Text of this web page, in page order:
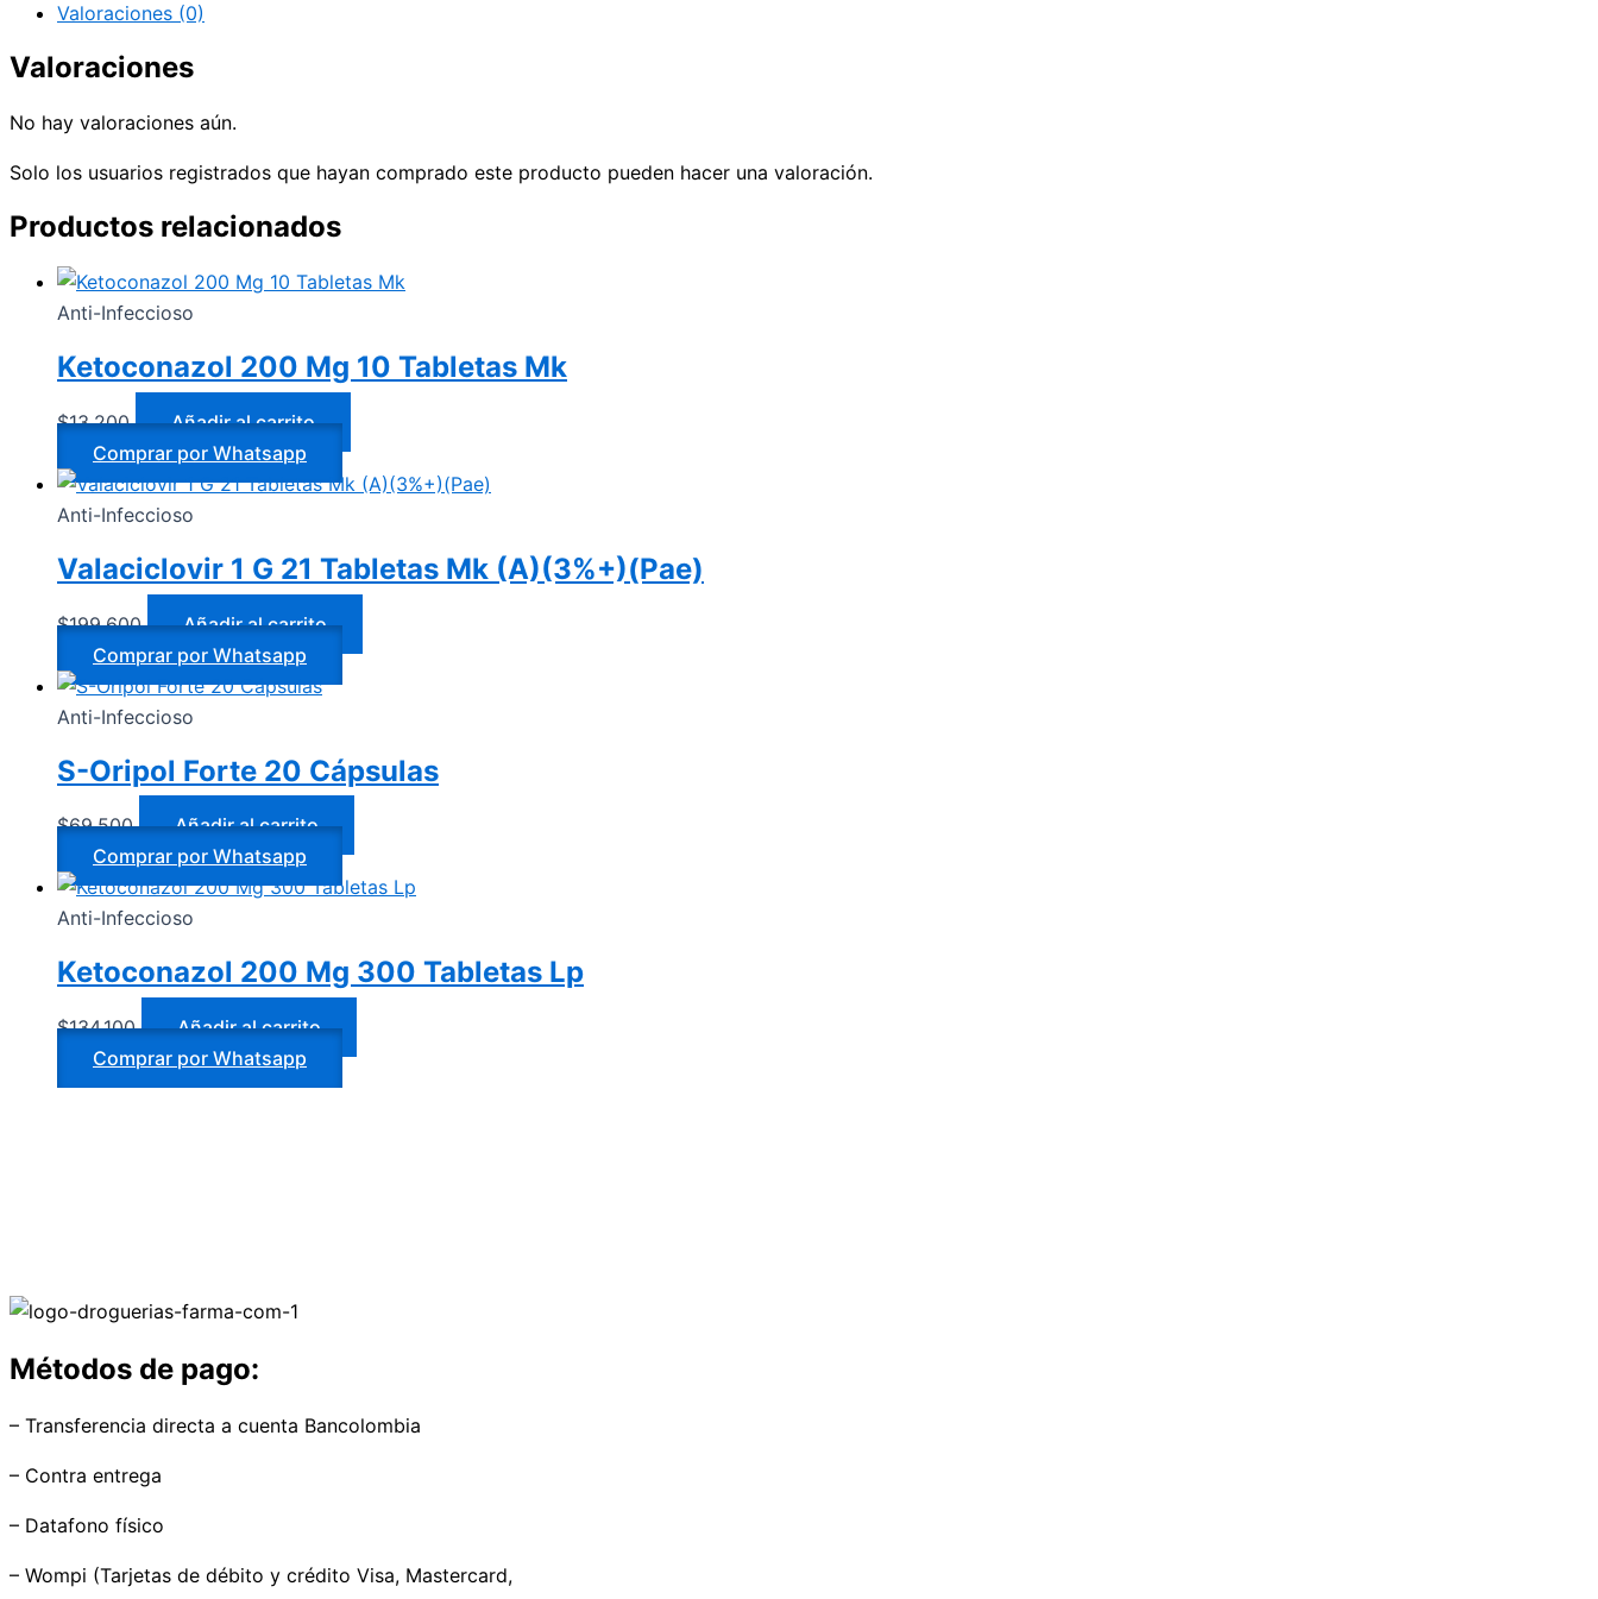
Valoraciones (0)
Valoraciones
No hay valoraciones aún.
Solo los usuarios registrados que hayan comprado este producto pueden hacer una valoración.
Productos relacionados
Anti-Infeccioso
Ketoconazol 200 Mg 10 Tabletas Mk
$13.200
Añadir al carrito
Comprar por Whatsapp
Anti-Infeccioso
Valaciclovir 1 G 21 Tabletas Mk (A)(3%+)(Pae)
$199.600
Añadir al carrito
Comprar por Whatsapp
Anti-Infeccioso
S-Oripol Forte 20 Cápsulas
$69.500
Añadir al carrito
Comprar por Whatsapp
Anti-Infeccioso
Ketoconazol 200 Mg 300 Tabletas Lp
$134.100
Añadir al carrito
Comprar por Whatsapp
Métodos de pago:
– Transferencia directa a cuenta Bancolombia
– Contra entrega
– Datafono físico
– Wompi (Tarjetas de débito y crédito Visa, Mastercard,